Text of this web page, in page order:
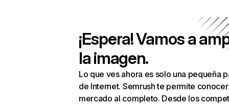
¡Espera! Vamos a
la imagen.
Lo que ves ahora es solo una pequeña
de Internet. Semrush te permite
mercado al completo. Desde los